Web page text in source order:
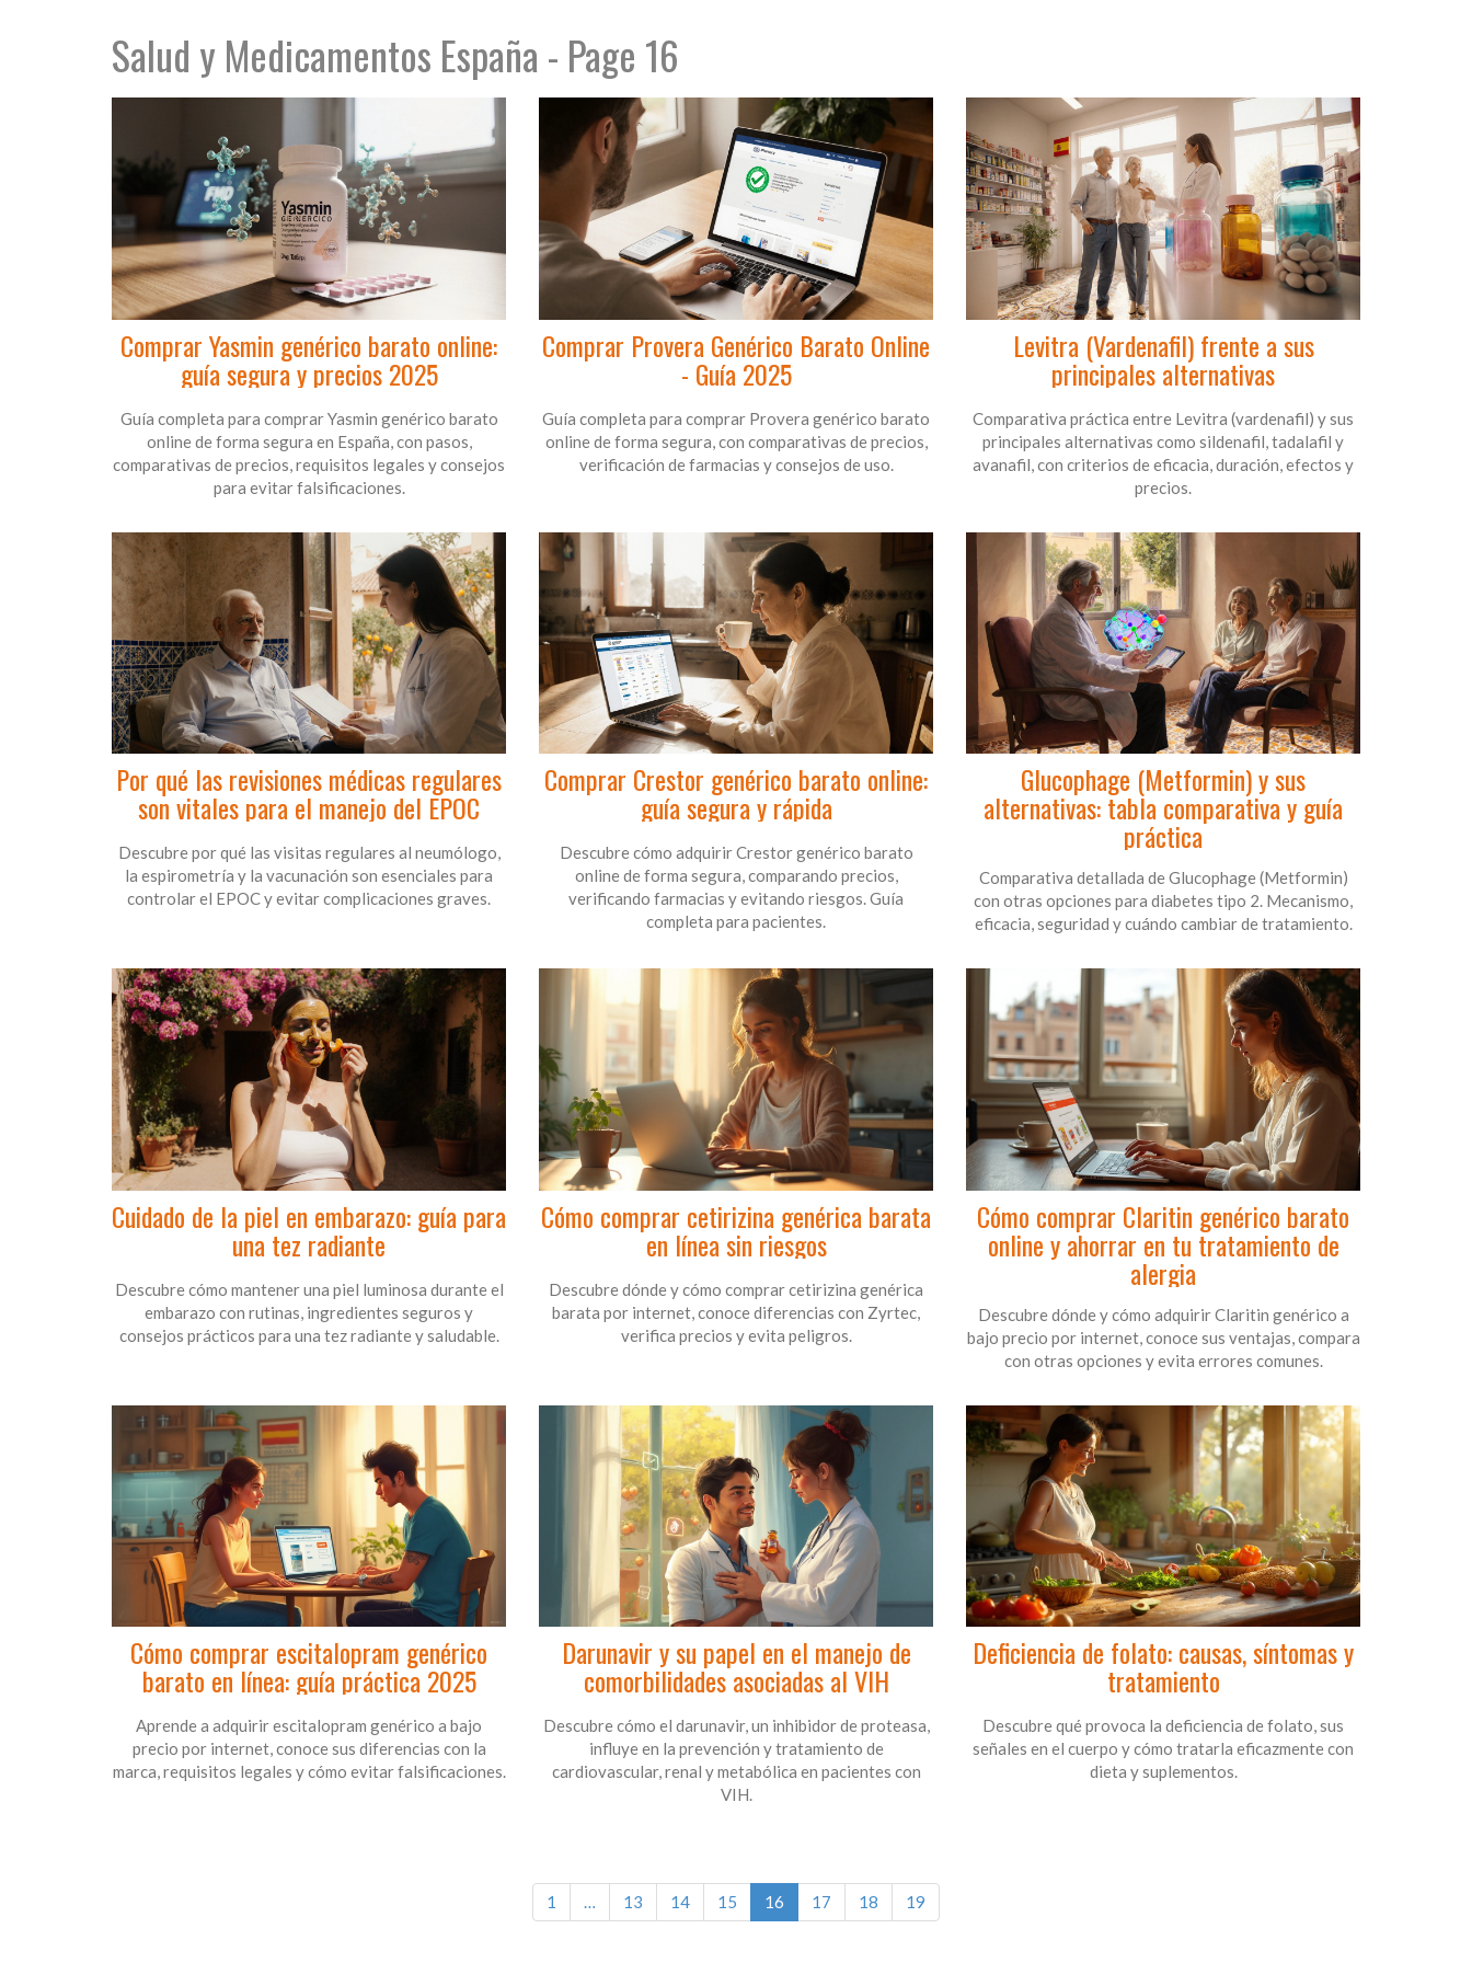
Salud y Medicamentos España - Page 16
Comprar Yasmin genérico barato online:
guía segura y precios 2025
Guía completa para comprar Yasmin genérico barato
online de forma segura en España, con pasos,
comparativas de precios, requisitos legales y consejos
para evitar falsificaciones.
Comprar Provera Genérico Barato Online
- Guía 2025
Guía completa para comprar Provera genérico barato
online de forma segura, con comparativas de precios,
verificación de farmacias y consejos de uso.
Levitra (Vardenafil) frente a sus
principales alternativas
Comparativa práctica entre Levitra (vardenafil) y sus
principales alternativas como sildenafil, tadalafil y
avanafil, con criterios de eficacia, duración, efectos y
precios.
Por qué las revisiones médicas regulares
son vitales para el manejo del EPOC
Descubre por qué las visitas regulares al neumólogo,
la espirometría y la vacunación son esenciales para
controlar el EPOC y evitar complicaciones graves.
Comprar Crestor genérico barato online:
guía segura y rápida
Descubre cómo adquirir Crestor genérico barato
online de forma segura, comparando precios,
verificando farmacias y evitando riesgos. Guía
completa para pacientes.
Glucophage (Metformin) y sus
alternativas: tabla comparativa y guía
práctica
Comparativa detallada de Glucophage (Metformin)
con otras opciones para diabetes tipo 2. Mecanismo,
eficacia, seguridad y cuándo cambiar de tratamiento.
Cuidado de la piel en embarazo: guía para
una tez radiante
Descubre cómo mantener una piel luminosa durante el
embarazo con rutinas, ingredientes seguros y
consejos prácticos para una tez radiante y saludable.
Cómo comprar cetirizina genérica barata
en línea sin riesgos
Descubre dónde y cómo comprar cetirizina genérica
barata por internet, conoce diferencias con Zyrtec,
verifica precios y evita peligros.
Cómo comprar Claritin genérico barato
online y ahorrar en tu tratamiento de
alergia
Descubre dónde y cómo adquirir Claritin genérico a
bajo precio por internet, conoce sus ventajas, compara
con otras opciones y evita errores comunes.
Cómo comprar escitalopram genérico
barato en línea: guía práctica 2025
Aprende a adquirir escitalopram genérico a bajo
precio por internet, conoce sus diferencias con la
marca, requisitos legales y cómo evitar falsificaciones.
Darunavir y su papel en el manejo de
comorbilidades asociadas al VIH
Descubre cómo el darunavir, un inhibidor de proteasa,
influye en la prevención y tratamiento de
cardiovascular, renal y metabólica en pacientes con
VIH.
Deficiencia de folato: causas, síntomas y
tratamiento
Descubre qué provoca la deficiencia de folato, sus
señales en el cuerpo y cómo tratarla eficazmente con
dieta y suplementos.
1 … 13 14 15 16 17 18 19